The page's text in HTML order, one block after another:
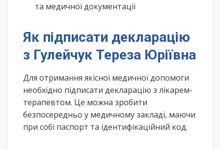
та медичної документації
Як підписати декларацію
з Гулейчук Тереза Юріївна
Для отримання якісної медичної допомоги
необхідно підписати декларацію з лікарем-
терапевтом. Це можна зробити
безпосередньо у медичному закладі, маючи
при собі паспорт та ідентифікаційний код.